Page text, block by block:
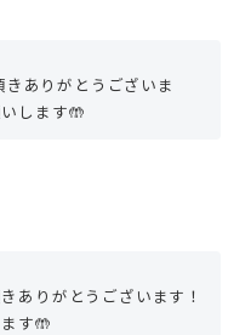
ありがとうございま
します🤲
ありがとうございます！
す🤲